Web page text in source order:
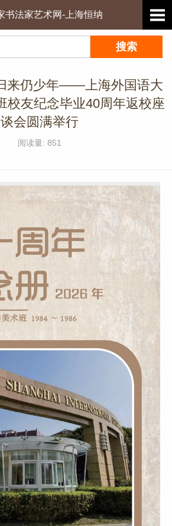
书法家艺术网-上海恒纳
来仍少年——上海外国语大
校友纪念毕业40周年返校座
谈会圆满举行
阅读量: 851